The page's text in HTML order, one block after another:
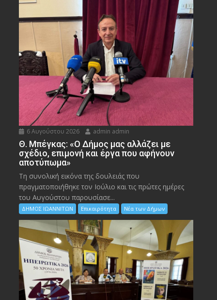
6 Αυγούστου 2026 admin admin
Θ. Μπέγκας: «Ο Δήμος μας αλλάζει με
σχέδιο, επιμονή και έργα που αφήνουν
αποτύπωμα»
Τη συνολική εικόνα της δουλειάς που
πραγματοποιήθηκε τον Ιούλιο και τις πρώτες ημέρες
του Αυγούστου παρουσίασε...
ΔΗΜΟΣ ΙΩΑΝΝΙΤΩΝ Επικαιρότητα Νέα των Δήμων